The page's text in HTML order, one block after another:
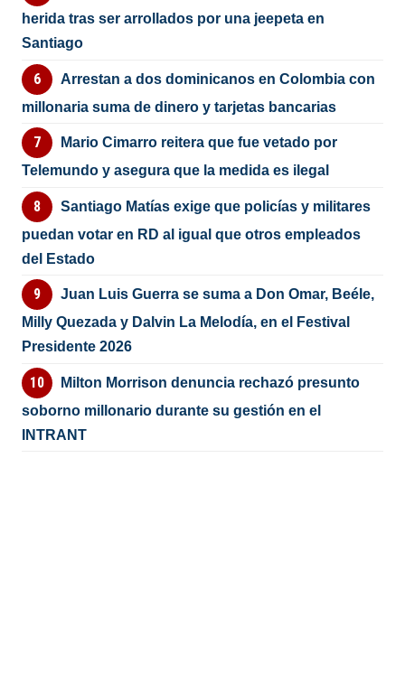
herida tras ser arrollados por una jeepeta en
Santiago
Arrestan a dos dominicanos en Colombia con
millonaria suma de dinero y tarjetas bancarias
Mario Cimarro reitera que fue vetado por
Telemundo y asegura que la medida es ilegal
Santiago Matías exige que policías y militares
puedan votar en RD al igual que otros empleados
del Estado
Juan Luis Guerra se suma a Don Omar, Beéle,
Milly Quezada y Dalvin La Melodía, en el Festival
Presidente 2026
Milton Morrison denuncia rechazó presunto
soborno millonario durante su gestión en el
INTRANT